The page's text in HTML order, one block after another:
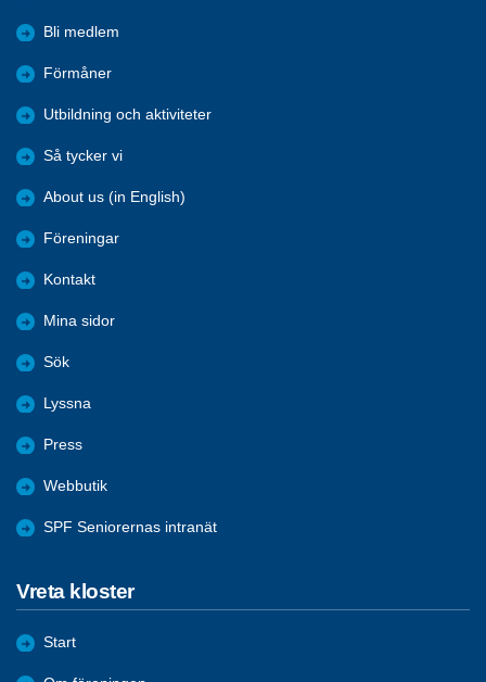
Bli medlem
Förmåner
Utbildning och aktiviteter
Så tycker vi
About us (in English)
Föreningar
Kontakt
Mina sidor
Sök
Lyssna
Press
Webbutik
SPF Seniorernas intranät
Vreta kloster
Start